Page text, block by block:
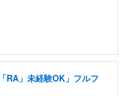
RA」未経験OK」フルフ